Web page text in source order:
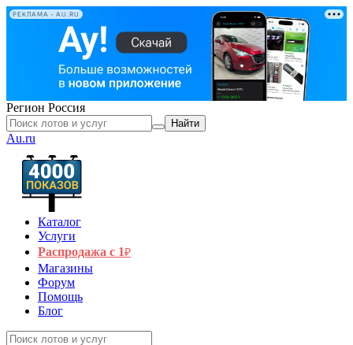
РЕКЛАМА • AU.RU
Регион Россия
Найти
Au.ru
Каталог
Услуги
Распродажа с 1₽
Магазины
Форум
Помощь
Блог